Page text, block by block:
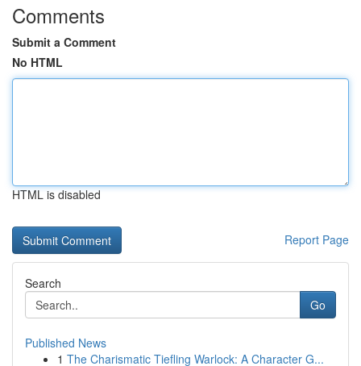
Comments
Submit a Comment
No HTML
HTML is disabled
Report Page
Search
Go
Published News
1 The Charismatic Tiefling Warlock: A Character G...